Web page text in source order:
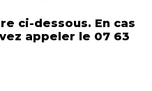
ci-dessous. En cas
appeler le 07 63